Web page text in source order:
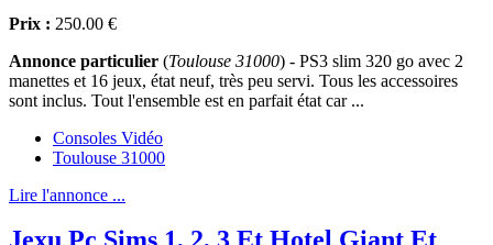
Prix : 250.00 €
Annonce particulier (Toulouse 31000) - PS3 slim 320 go avec 2
manettes et 16 jeux, état neuf, très peu servi. Tous les accessoires
sont inclus. Tout l'ensemble est en parfait état car ...
Consoles Vidéo
Toulouse 31000
Lire l'annonce ...